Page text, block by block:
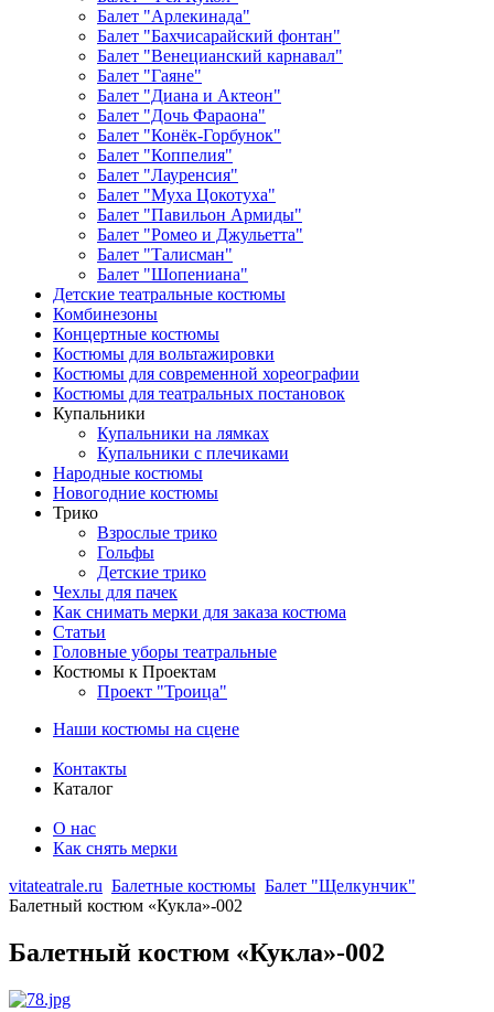
Балет "Арлекинада"
Балет "Бахчисарайский фонтан"
Балет "Венецианский карнавал"
Балет "Гаяне"
Балет "Диана и Актеон"
Балет "Дочь Фараона"
Балет "Конёк-Горбунок"
Балет "Коппелия"
Балет "Лауренсия"
Балет "Муха Цокотуха"
Балет "Павильон Армиды"
Балет "Ромео и Джульетта"
Балет "Талисман"
Балет "Шопениана"
Детские театральные костюмы
Комбинезоны
Концертные костюмы
Костюмы для вольтажировки
Костюмы для современной хореографии
Костюмы для театральных постановок
Купальники
Купальники на лямках
Купальники с плечиками
Народные костюмы
Новогодние костюмы
Трико
Взрослые трико
Гольфы
Детские трико
Чехлы для пачек
Как снимать мерки для заказа костюма
Статьи
Головные уборы театральные
Костюмы к Проектам
Проект "Троица"
Наши костюмы на сцене
Контакты
Каталог
О нас
Как снять мерки
vitateatrale.ru Балетные костюмы Балет "Щелкунчик"
Балетный костюм «Кукла»-002
Балетный костюм «Кукла»-002